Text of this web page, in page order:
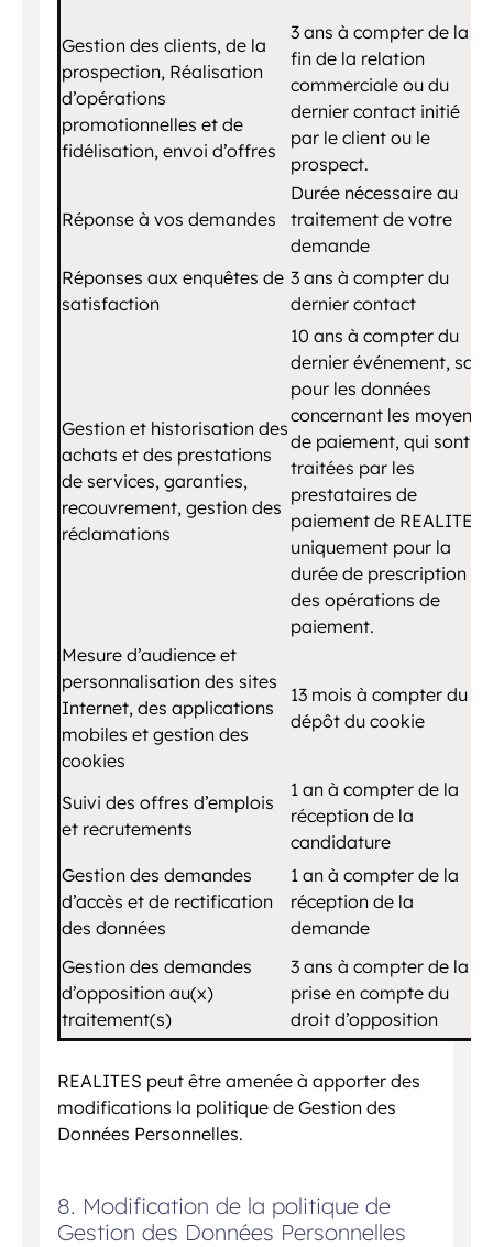
Gestion des clients, de la
prospection, Réalisation
d’opérations
promotionnelles et de
fidélisation, envoi d’offres
3 ans à compter de la
fin de la relation
commerciale ou du
dernier contact initié
par le client ou le
prospect.
Réponse à vos demandes
Durée nécessaire au
traitement de votre
demande
Réponses aux enquêtes de
satisfaction
3 ans à compter du
dernier contact
Gestion et historisation des
achats et des prestations
de services, garanties,
recouvrement, gestion des
réclamations
10 ans à compter du
dernier événement, sauf
pour les données
concernant les moyens
de paiement, qui sont
traitées par les
prestataires de
paiement de REALITES
uniquement pour la
durée de prescription
des opérations de
paiement.
Mesure d’audience et
personnalisation des sites
Internet, des applications
mobiles et gestion des
cookies
13 mois à compter du
dépôt du cookie
Suivi des offres d’emplois
et recrutements
1 an à compter de la
réception de la
candidature
Gestion des demandes
d’accès et de rectification
des données
1 an à compter de la
réception de la
demande
Gestion des demandes
d’opposition au(x)
traitement(s)
3 ans à compter de la
prise en compte du
droit d’opposition
REALITES peut être amenée à apporter des
modifications la politique de Gestion des
Données Personnelles.
8. Modification de la politique de
Gestion des Données Personnelles